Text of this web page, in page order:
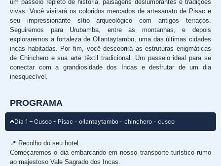
um passeio repleto de história, paisagens deslumbrantes e tradições
vivas. Você visitará os coloridos mercados de artesanato de Pisac e
seu impressionante sítio arqueológico com antigos terraços.
Seguiremos para Urubamba, entre as montanhas, e depois
exploraremos a fortaleza de Ollantaytambo, uma das últimas cidades
incas habitadas. Por fim, você descobrirá as estruturas enigmáticas
de Chinchero e sua arte têxtil tradicional. Um passeio ideal para se
conectar com a grandiosidade dos Incas e desfrutar de um dia
inesquecível.
PROGRAMA
Día 1 – Cusco - Pisac - ollantaytambo - chinchero - cusco
📍 Recolho do seu hotel
Começaremos o dia embarcando em nosso transporte turístico rumo
ao majestoso Vale Sagrado dos Incas.